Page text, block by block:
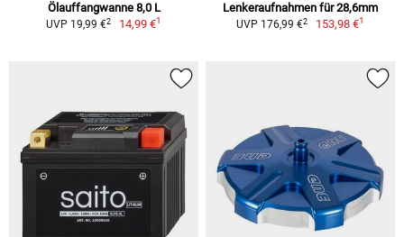
Ölauffangwanne 8,0 L
UVP 19,99 €2 14,99 €1
Lenkeraufnahmen für 28,6mm
UVP 176,99 €2 153,98 €1